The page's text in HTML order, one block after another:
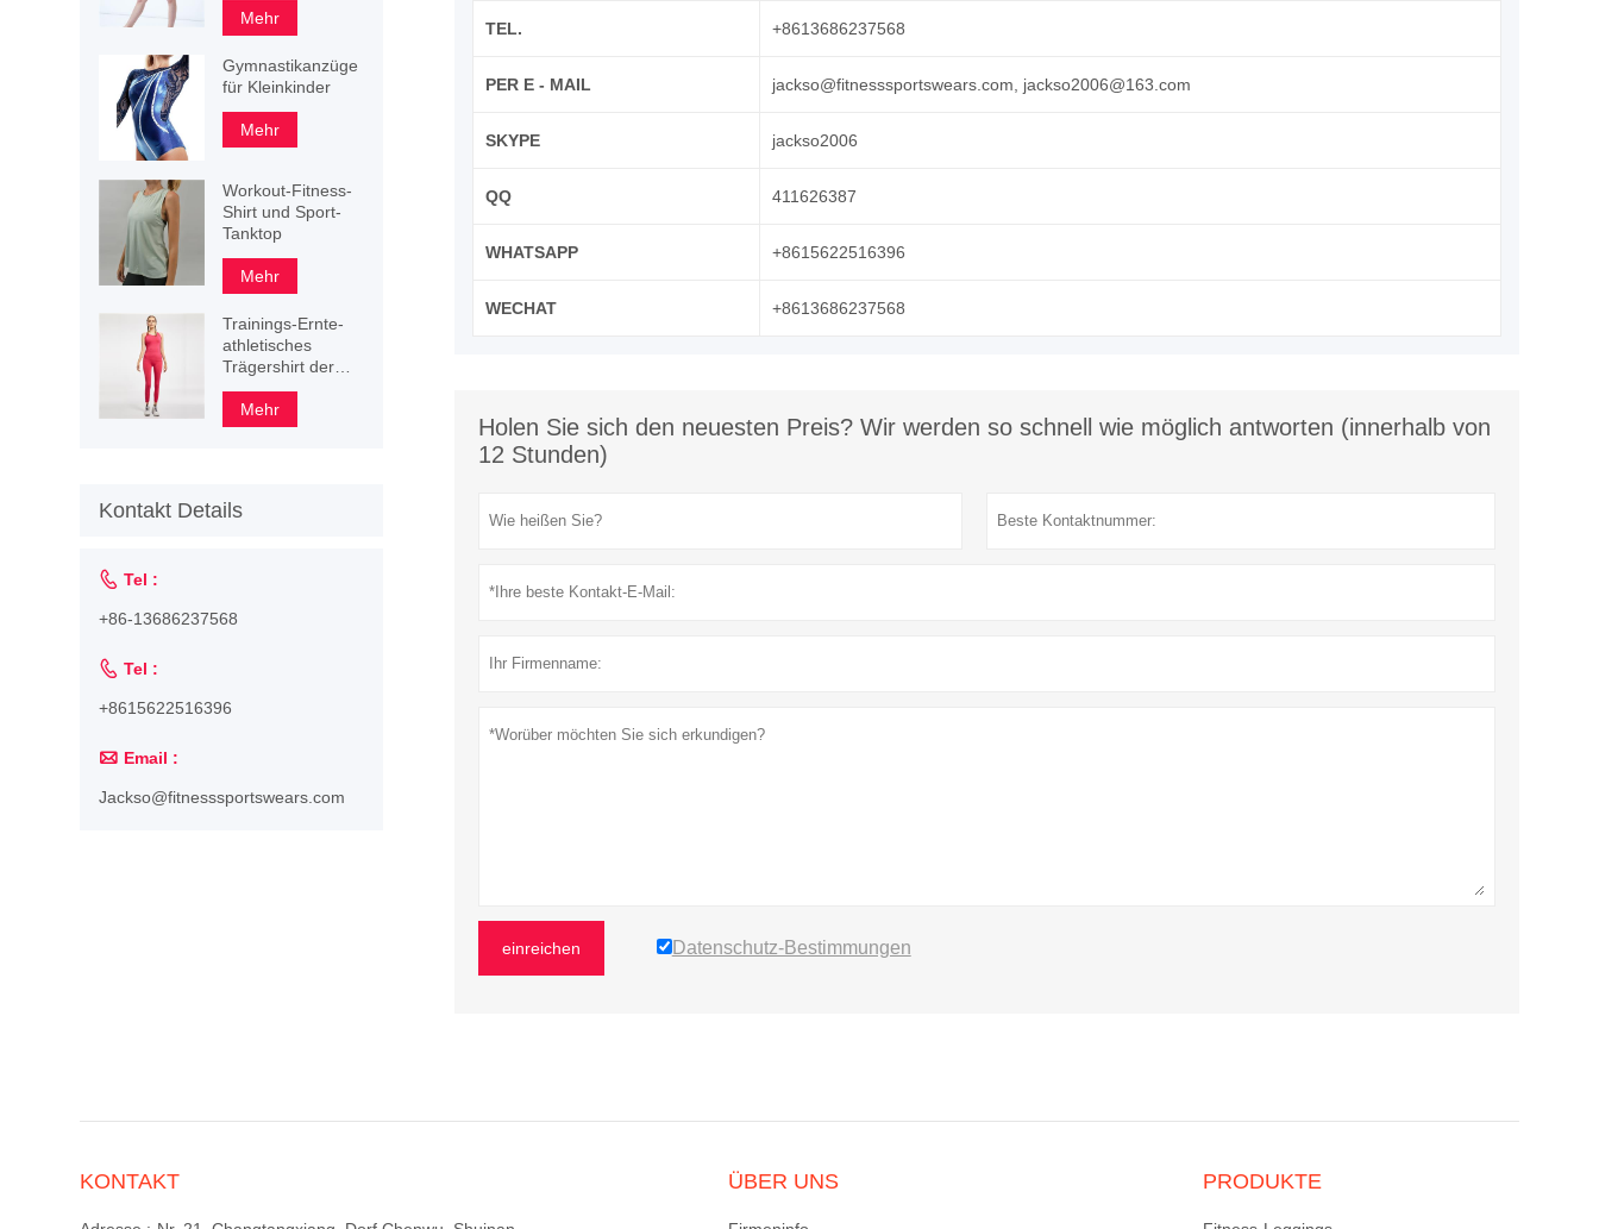
TEL. +8613686237568
PER E - MAIL jackso@fitnesssportswears.com, jackso2006@163.com
SKYPE jackso2006
QQ 411626387
WHATSAPP +8615622516396
WECHAT +8613686237568
Holen Sie sich den neuesten Preis? Wir werden so schnell wie möglich antworten (innerhalb von
12 Stunden)
einreichen Datenschutz-Bestimmungen
Mehr
Gymnastikanzüge
für Kleinkinder
Mehr
Workout-Fitness-
Shirt und Sport-
Tanktop
Mehr
Trainings-Ernte-
athletisches
Trägershirt der
benutzerdefinierten
Frauen
Mehr
Kontakt Details
 Tel :
+86-13686237568
 Tel :
+8615622516396
 Email :
Jackso@fitnesssportswears.com
KONTAKT ÜBER UNS PRODUKTE